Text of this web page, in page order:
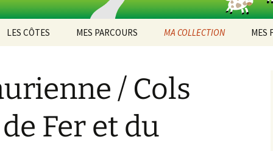
LES CÔTES
Bel-Air
Bouilland
CÔTE ET HAUTES CÔTES Arcenant
Bruant Est
DIJON Darois
MES PARCOURS
Parcours 2017 [1]
Parcours 2017 [2]
MA COLLECTION
2011
MES
/ Cols
Fer et du